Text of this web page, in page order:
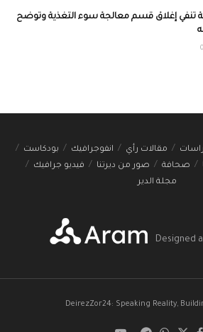
تنفي إغلاق قسم معالجة سوء التغذية وتوضح
مقالات رأي انفوجرافيك
بودكاست
صحافة صور من ديرتنا
فيديو جرافيك
مجلة الدير
Designed
DeirezZor24: Speaking Reality,